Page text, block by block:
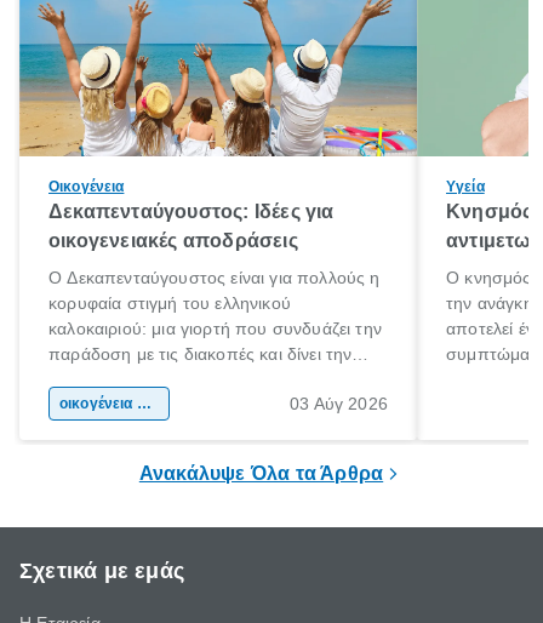
Οικογένεια
Δεκαπενταύγουστος: Ιδέες για
οικογενειακές αποδράσεις
Ο Δεκαπενταύγουστος είναι για πολλούς η
κορυφαία στιγμή του ελληνικού
καλοκαιριού: μια γιορτή που συνδυάζει την
παράδοση με τις διακοπές και δίνει την
χώρας. Είτε πρόκειται για λίγες μέρες
οικογένεια & παιδί 03 Αύγ 2026
Υγεία
Κνησμός:
Ο κνησμός
την ανάγκη
αποτελεί
Ανακάλυψε Όλα τα Άρθρα
Σχετικά με εμάς